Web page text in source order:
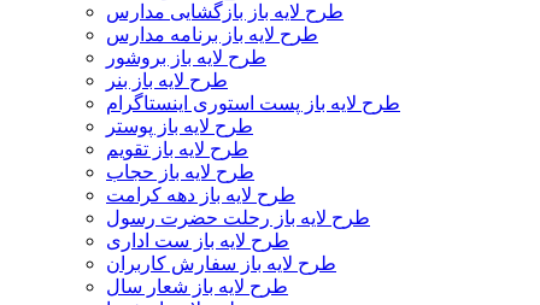
طرح لایه باز بازگشایی مدارس
طرح لایه باز برنامه مدارس
طرح لایه باز بروشور
طرح لایه باز بنر
طرح لایه باز پست استوری اینستاگرام
طرح لایه باز پوستر
طرح لایه باز تقویم
طرح لایه باز حجاب
طرح لایه باز دهه کرامت
طرح لایه باز رحلت حضرت رسول
طرح لایه باز ست اداری
طرح لایه باز سفارش کاربران
طرح لایه باز شعار سال